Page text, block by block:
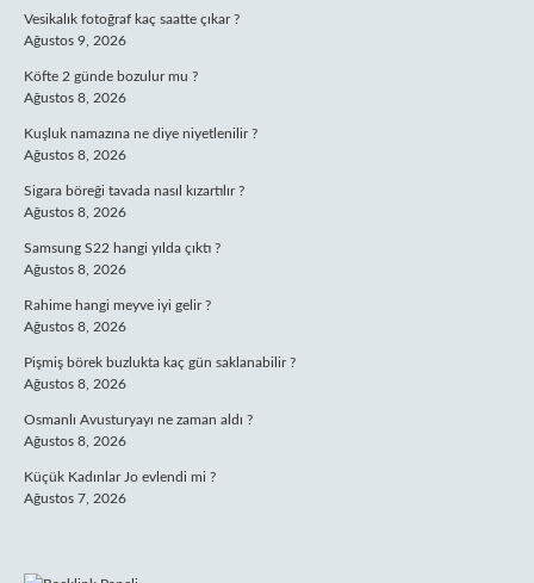
Vesikalık fotoğraf kaç saatte çıkar ?
Ağustos 9, 2026
Köfte 2 günde bozulur mu ?
Ağustos 8, 2026
Kuşluk namazına ne diye niyetlenilir ?
Ağustos 8, 2026
Sigara böreği tavada nasıl kızartılır ?
Ağustos 8, 2026
Samsung S22 hangi yılda çıktı ?
Ağustos 8, 2026
Rahime hangi meyve iyi gelir ?
Ağustos 8, 2026
Pişmiş börek buzlukta kaç gün saklanabilir ?
Ağustos 8, 2026
Osmanlı Avusturyayı ne zaman aldı ?
Ağustos 8, 2026
Küçük Kadınlar Jo evlendi mi ?
Ağustos 7, 2026